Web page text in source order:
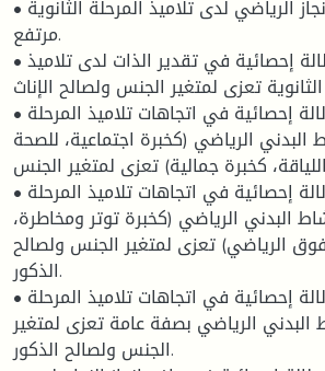
• مستوى دافعية الانجاز الرياضي لدى تلاميذ المرحلة الثانوية
مرتفع.
• توجد فروق ذات دلالة إحصائية في تقدير الذات لدى تلاميذ
تعزى لمتغير الجنس ولصالح الإناث.
• لا توجد فروق ذات دلالة إحصائية في اتجاهات تلاميذ المرحلة
البدني الرياضي (كخبرة اجتماعية، للصحة
كخبرة جمالية) تعزى لمتغير الجنس.
• توجد فروق ذات دلالة إحصائية في اتجاهات تلاميذ المرحلة
البدني الرياضي (كخبرة توتر ومخاطرة،
الرياضي) تعزى لمتغير الجنس ولصالح
الذكور.
• توجد فروق ذات دلالة إحصائية في اتجاهات تلاميذ المرحلة
البدني الرياضي بصفة عامة تعزى لمتغير
الجنس ولصالح الذكور.